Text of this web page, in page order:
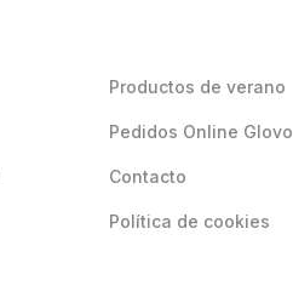
Productos de verano
Pedidos Online Glovo
Contacto
Política de cookies